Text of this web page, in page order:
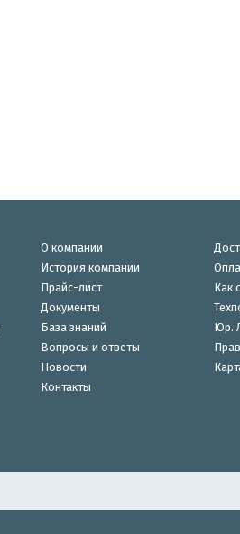
О компании
История компании
Прайс-лист
Документы
База знаний
Вопросы и ответы
Новости
Контакты
Как
Юр.